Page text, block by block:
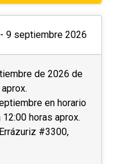
9 septiembre 2026
de 2026 de
en horario
horas aprox.
#3300,